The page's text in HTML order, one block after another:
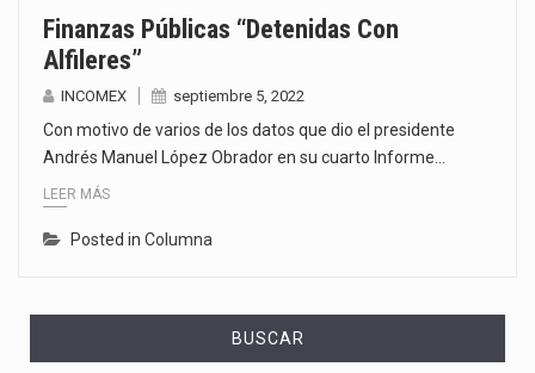
Finanzas Públicas “detenidas Con
Alfileres”
INCOMEX septiembre 5, 2022
Con motivo de varios de los datos que dio el presidente
Andrés Manuel López Obrador en su cuarto Informe…
LEER MÁS
Posted in Columna
BUSCAR